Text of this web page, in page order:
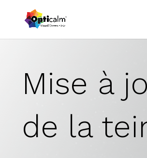
Mise à
de la